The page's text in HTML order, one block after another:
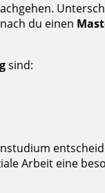
du einen
sind:
Arbeit eine